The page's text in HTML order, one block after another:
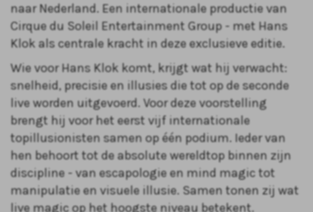
naar Nederland. Een internationale productie van
Cirque du Soleil Entertainment Group - met Hans
Klok als centrale kracht in deze exclusieve editie.
Wie voor Hans Klok komt, krijgt wat hij verwacht:
snelheid, precisie en illusies die tot op de seconde
live worden uitgevoerd. Voor deze voorstelling
brengt hij voor het eerst vijf internationale
topillusionisten samen op één podium. Ieder van
hen behoort tot de absolute wereldtop binnen zijn
discipline - van escapologie en mind magic tot
manipulatie en visuele illusie. Samen tonen zij wat
live magic op het hoogste niveau betekent.